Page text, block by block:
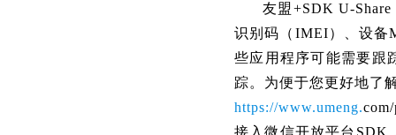
友盟+SDK U-
识别码（IMEI）、设备
些应用程序可能需要跟
踪。为便于您更好地了
https://www.umeng.
接入微信开放平台SDK